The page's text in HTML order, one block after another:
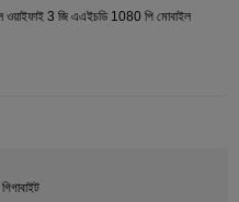
ওয়াইফাই 3 জি এএইচডি 1080 পি মোবাইল